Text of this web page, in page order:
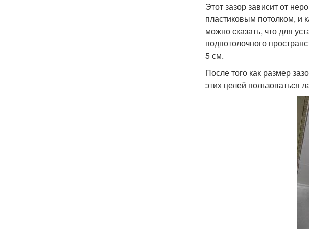
Этот зазор зависит от
пластиковым потолком, и
можно сказать, что для
подпотолочного
5 см.
После того как размер
этих целей пользоваться